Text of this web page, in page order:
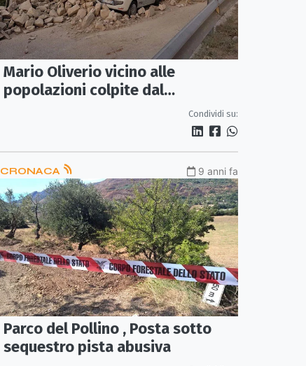
Mario Oliverio vicino alle
popolazioni colpite dal
Condividi su:
CRONACA 9 anni fa
Parco del Pollino , Posta sotto
sequestro pista abusiva